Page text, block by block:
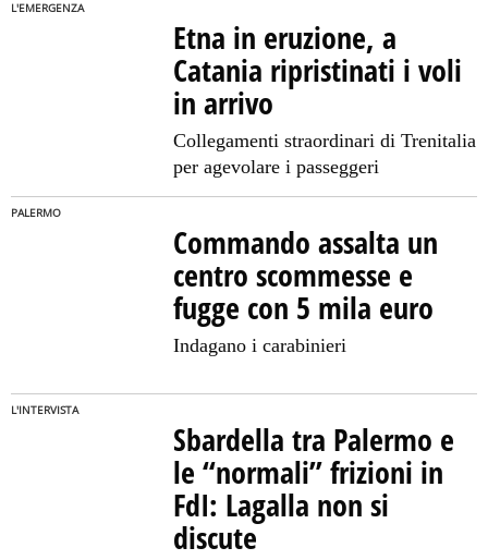
L'EMERGENZA
Etna in eruzione, a
Catania ripristinati i voli
in arrivo
Collegamenti straordinari di Trenitalia
per agevolare i passeggeri
PALERMO
Commando assalta un
centro scommesse e
fugge con 5 mila euro
Indagano i carabinieri
L'INTERVISTA
Sbardella tra Palermo e
le “normali” frizioni in
FdI: Lagalla non si
discute